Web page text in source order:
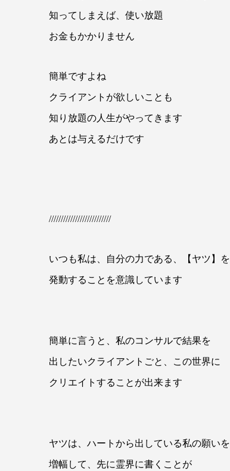
知ってしまえば、使い放題
お金もかかりません
簡単ですよね
クライアントが欲しいことも
知り放題の人生がやってきます
あとは与えるだけです
//////////////////////////
いつも私は、自分の力である、【ヤツ】を
発動することを意識しています
簡単に言うと、私のコンサルで結果を
出したいクライアントごと、この世界に
クリエイトすることが出来ます
ヤツは、ハートから出している私の願いを
増幅して、先に霊界に書くことが